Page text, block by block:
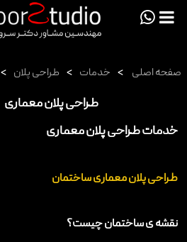
×
صفحه اصلی
دانش فنی
ثبت سفارش طراحی آنلاین
صفحه اصلی > خدمات > طراحی پلان >
طراحی پلان معماری
خدمات طراحی پلان معماری
طراحی پلان معماری ساختمان
نقشه ی ساختمان چیست؟